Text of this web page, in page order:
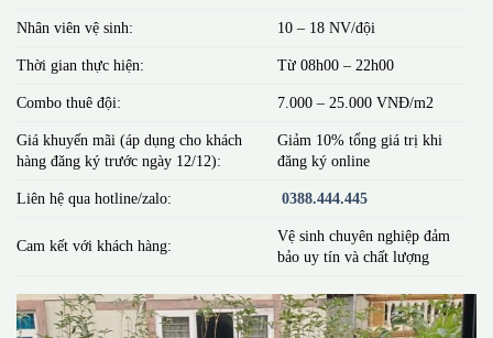
Nhân viên vệ sinh: 10 – 18 NV/đội
Thời gian thực hiện: Từ 08h00 – 22h00
Combo thuê đội: 7.000 – 25.000 VNĐ/m2
Giá khuyến mãi (áp dụng cho khách
hàng đăng ký trước ngày 12/12):
Giảm 10% tổng giá trị khi
đăng ký online
Liên hệ qua hotline/zalo: 0388.444.445
Cam kết với khách hàng:
Vệ sinh chuyên nghiệp đảm
bảo uy tín và chất lượng